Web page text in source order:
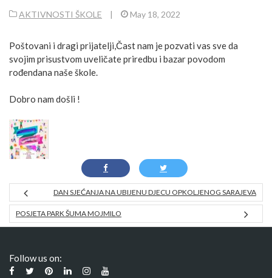
AKTIVNOSTI ŠKOLE | May 18, 2022
Poštovani i dragi prijatelji,Čast nam je pozvati vas sve da
svojim prisustvom uveličate priredbu i bazar povodom
rođendana naše škole.
Dobro nam došli !
DAN SJEĆANJA NA UBIJENU DJECU OPKOLJENOG SARAJEVA
POSJETA PARK ŠUMA MOJMILO
Follow us on: